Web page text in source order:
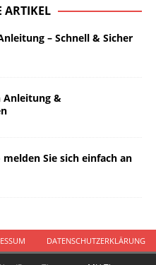
ARTIKEL
– Schnell & Sicher
Anleitung &
melden Sie sich einfach an
DATENSCHUTZERKLÄRUNG